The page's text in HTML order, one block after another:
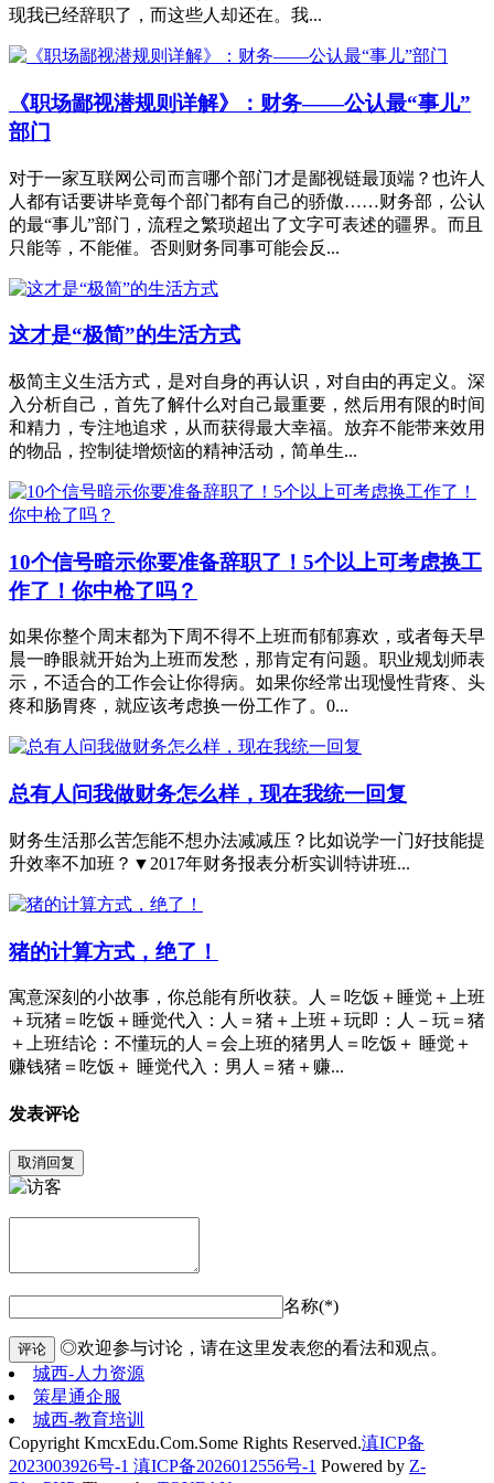
现我已经辞职了，而这些人却还在。我...
《职场鄙视潜规则详解》：财务——公认最“事儿”
部门
对于一家互联网公司而言哪个部门才是鄙视链最顶端？也许人
人都有话要讲毕竟每个部门都有自己的骄傲……财务部，公认
的最“事儿”部门，流程之繁琐超出了文字可表述的疆界。而且
只能等，不能催。否则财务同事可能会反...
这才是“极简”的生活方式
极简主义生活方式，是对自身的再认识，对自由的再定义。深
入分析自己，首先了解什么对自己最重要，然后用有限的时间
和精力，专注地追求，从而获得最大幸福。放弃不能带来效用
的物品，控制徒增烦恼的精神活动，简单生...
10个信号暗示你要准备辞职了！5个以上可考虑换工
作了！你中枪了吗？
如果你整个周末都为下周不得不上班而郁郁寡欢，或者每天早
晨一睁眼就开始为上班而发愁，那肯定有问题。职业规划师表
示，不适合的工作会让你得病。如果你经常出现慢性背疼、头
疼和肠胃疼，就应该考虑换一份工作了。0...
总有人问我做财务怎么样，现在我统一回复
财务生活那么苦怎能不想办法减减压？比如说学一门好技能提
升效率不加班？▼2017年财务报表分析实训特讲班...
猪的计算方式，绝了！
寓意深刻的小故事，你总能有所收获。人＝吃饭＋睡觉＋上班
＋玩猪＝吃饭＋睡觉代入：人＝猪＋上班＋玩即：人－玩＝猪
＋上班结论：不懂玩的人＝会上班的猪男人＝吃饭＋ 睡觉＋
赚钱猪＝吃饭＋ 睡觉代入：男人＝猪＋赚...
发表评论
取消回复
名称(*)
评论
◎欢迎参与讨论，请在这里发表您的看法和观点。
城西-人力资源
策星通企服
城西-教育培训
Copyright KmcxEdu.Com.Some Rights Reserved.滇ICP备
2023003926号-1 滇ICP备2026012556号-1 Powered by Z-